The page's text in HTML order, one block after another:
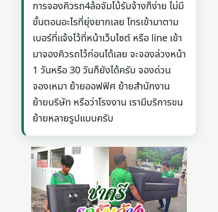
การจองคิวรถ4ล้อจัมโบ้รับจ้างก็ง่าย ไม่มี
ขั้นตอนอะไรที่ยุ่งยากเลย โทรเข้ามาตาม
เบอร์ที่แจ้งไว้ที่หน้าเว็บไซต์ หรือ line เข้า
มาจองคิวรถไว้ก่อนได้เลย จะจองล่วงหน้า
1 วันหรือ 30 วันก็ยังได้ครับ จองด่วน
จองเหมา ย้ายออฟฟิศ ย้ายสำนักงาน
ย้ายบริษัท หรือว่าโรงงาน เรามีบริการขน
ย้ายหลายรูปแบบครับ